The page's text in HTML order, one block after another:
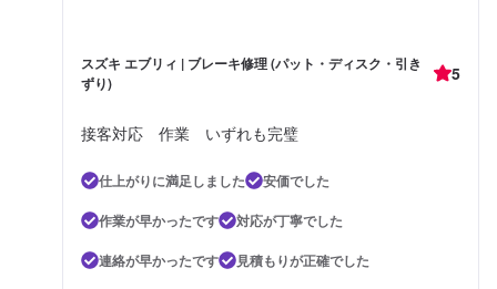
スズキ エブリィ | ブレーキ修理 (パット・ディスク・引き
ずり)
5
接客対応 作業 いずれも完璧
仕上がりに満足しました
安価でした
作業が早かったです
対応が丁寧でした
連絡が早かったです
見積もりが正確でした